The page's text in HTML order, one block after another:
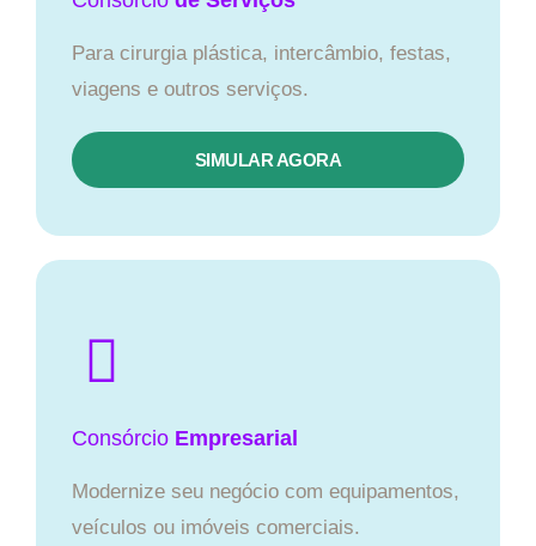
Para cirurgia plástica, intercâmbio, festas,
viagens e outros serviços.
SIMULAR AGORA
Consórcio Empresarial
Modernize seu negócio com equipamentos,
veículos ou imóveis comerciais.